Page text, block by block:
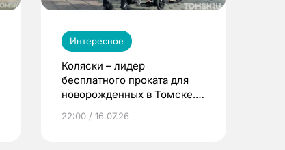
Интересное
Коляски – лидер
бесплатного проката для
новорожденных в Томске.
22:00 / 16.07.26